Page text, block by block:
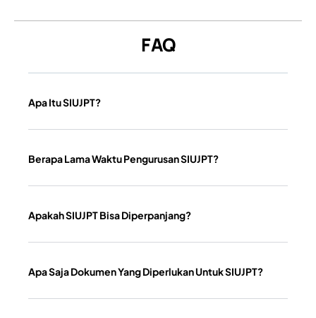
FAQ
Apa Itu SIUJPT?
Berapa Lama Waktu Pengurusan SIUJPT?
Apakah SIUJPT Bisa Diperpanjang?
Apa Saja Dokumen Yang Diperlukan Untuk SIUJPT?
Bangun bisnismubersama
Hubungi Kami
Layanan Pelanggan Jelajahi Founders
Blog
Kebijakan Privasi
Kebijakan Pengembalian &
Kebijakan Kupon Pintar